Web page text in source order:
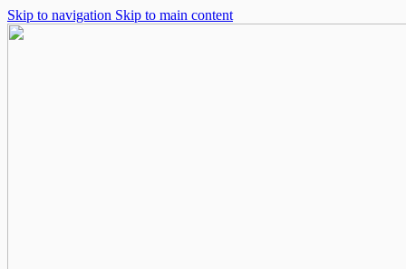
Skip to navigation Skip to main content